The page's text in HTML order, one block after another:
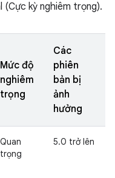
kỳ nghiêm trọng).
Mức độ
nghiêm
trọng
Các
phiên
bản bị
ảnh
hưởng
Quan
trọng
5.0 trở lên